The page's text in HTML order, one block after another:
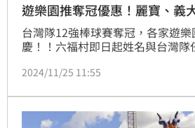
遊樂園推奪冠優惠！麗寶、義
台灣隊12強棒球賽奪冠，各家遊
慶！！六福村即日起姓名與台灣
門票買1送1。（賴俊佑）
2024/11/25 11:55